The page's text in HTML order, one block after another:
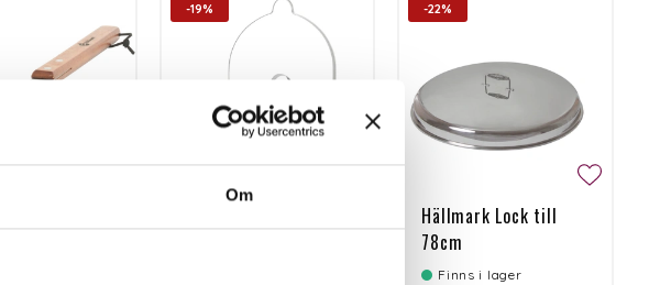
Om
-19% -22%
Hällmark Lock till
78cm
Finns i lager